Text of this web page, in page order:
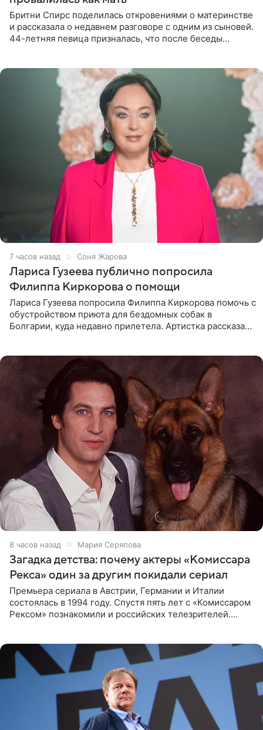
Бритни Спирс поделилась откровениями о материнстве
и рассказала о недавнем разговоре с одним из сыновей.
44-летняя певица призналась, что после беседы
7 часов назад Соня Жарова
Лариса Гузеева публично попросила
Филиппа Киркорова о помощи
Лариса Гузеева попросила Филиппа Киркорова помочь с
обустройством приюта для бездомных собак в
Болгарии, куда недавно прилетела. Артистка рассказала
8 часов назад Мария Серяпова
Загадка детства: почему актеры «Комиссара
Рекса» один за другим покидали сериал
Премьера сериала в Австрии, Германии и Италии
состоялась в 1994 году. Спустя пять лет с «Комиссаром
Рексом» познакомили и российских телезрителей.